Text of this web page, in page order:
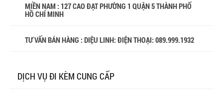
MIỀN NAM : 127 CAO ĐẠT PHƯỜNG 1 QUẬN 5 THÀNH PHỐ
HỒ CHÍ MINH
TƯ VẤN BÁN HÀNG : DIỆU LINH: ĐIỆN THOẠI: 089.999.1932
DỊCH VỤ ĐI KÈM CUNG CẤP